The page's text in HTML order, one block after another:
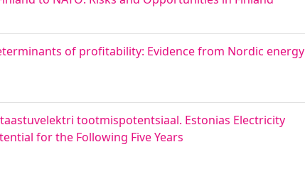
of profitability: Evidence from Nordic energy
tootmispotentsiaal. Estonias Electricity
for the Following Five Years